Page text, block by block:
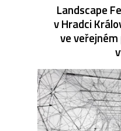
Landscape
v Hradci
ve